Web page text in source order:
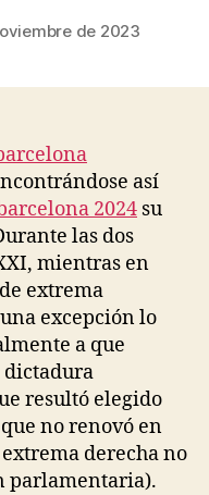
de 2023
así
2024 su
las dos
mientras en
extrema
excepción lo
a que
dictadura
resultó elegido
no renovó en
derecha no
parlamentaria).